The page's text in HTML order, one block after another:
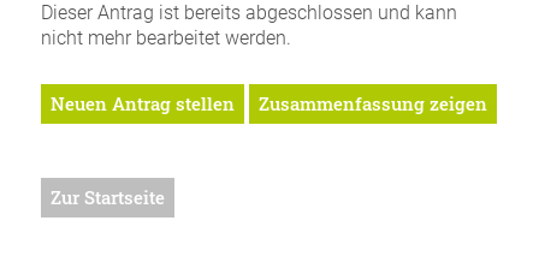
Dieser Antrag ist bereits abgeschlossen und kann
nicht mehr bearbeitet werden.
Neuen Antrag stellen Zusammenfassung zeigen
Zur Startseite